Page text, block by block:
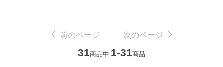
前のページ 次のページ
31商品中 1-31商品